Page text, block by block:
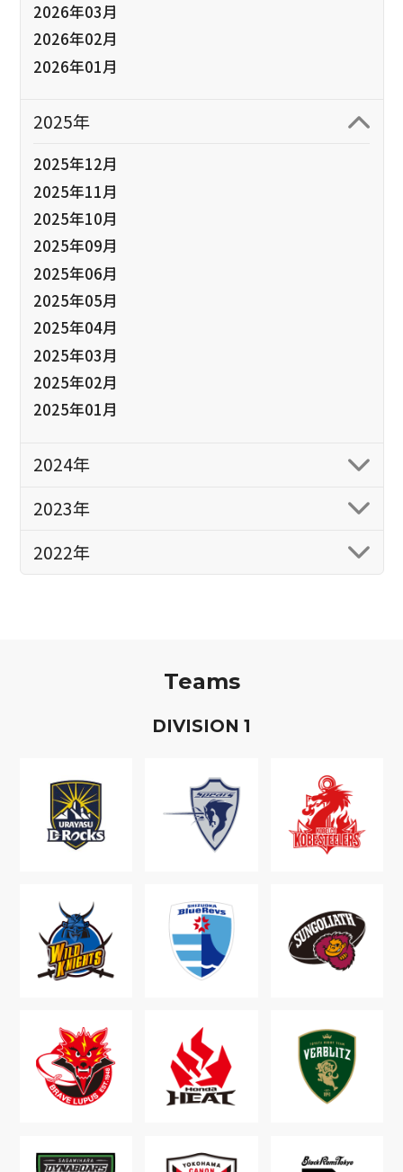
2026年03月
2026年02月
2026年01月
2025年
2025年12月
2025年11月
2025年10月
2025年09月
2025年06月
2025年05月
2025年04月
2025年03月
2025年02月
2025年01月
2024年
2023年
2022年
Teams
DIVISION 1